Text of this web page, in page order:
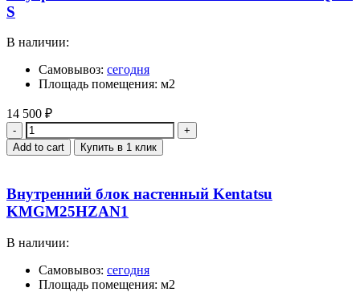
S
В наличии:
Самовывоз: сегодня
Площадь помещения: м2
14 500 ₽
Quantity
Add to cart Купить в 1 клик
Внутренний блок настенный Kentatsu
KMGM25HZAN1
В наличии:
Самовывоз: сегодня
Площадь помещения: м2